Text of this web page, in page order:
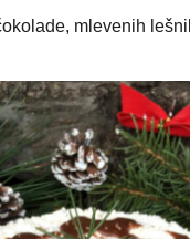
mlevenih